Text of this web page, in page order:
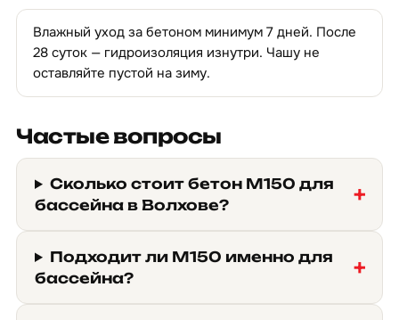
Влажный уход за бетоном минимум 7 дней. После
28 суток — гидроизоляция изнутри. Чашу не
оставляйте пустой на зиму.
Частые вопросы
Сколько стоит бетон М150 для
бассейна в Волхове?
Подходит ли М150 именно для
бассейна?